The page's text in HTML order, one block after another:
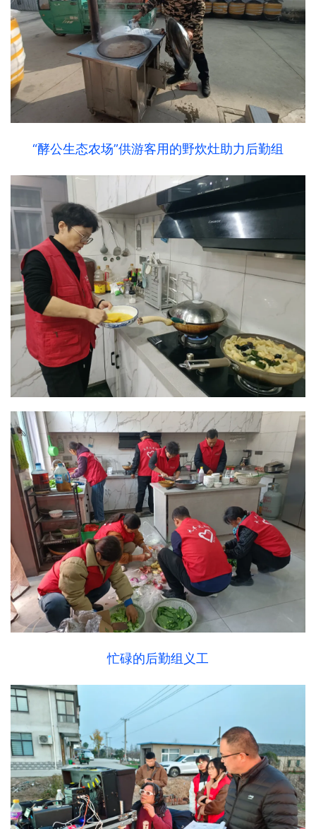
“酵公生态农场”供游客用的野炊灶助力后勤组
忙碌的后勤组义工